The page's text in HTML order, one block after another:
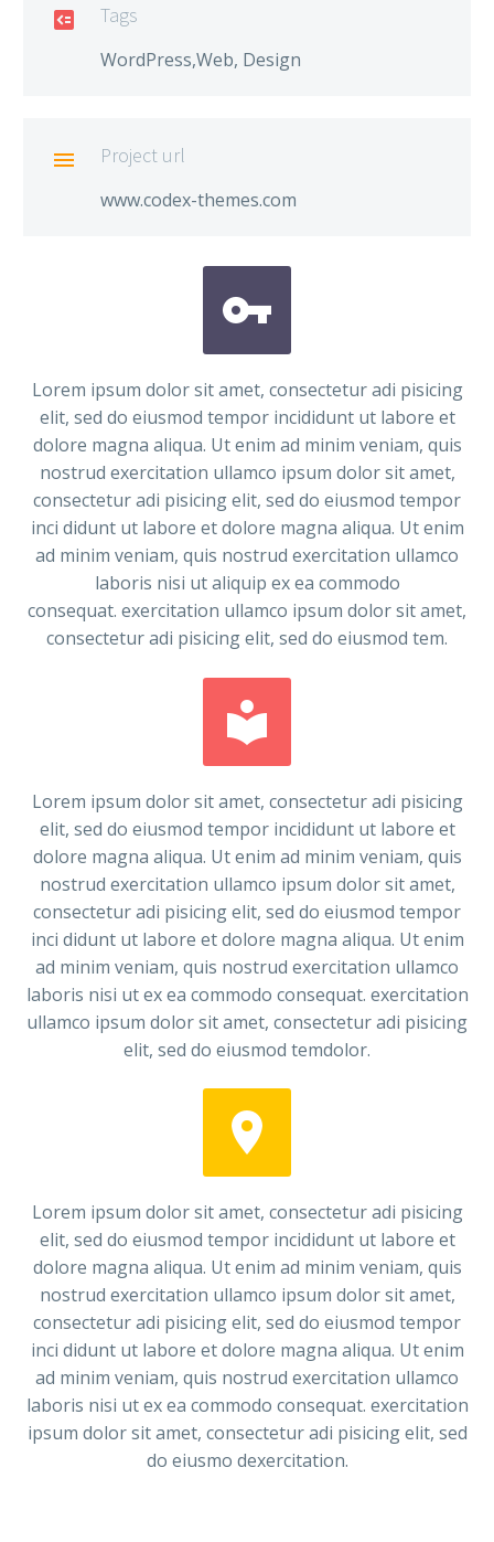
 Tags
WordPress,Web, Design
 Project url
www.codex-themes.com


Lorem ipsum dolor sit amet, consectetur adi pisicing
elit, sed do eiusmod tempor incididunt ut labore et
dolore magna aliqua. Ut enim ad minim veniam, quis
nostrud exercitation ullamco ipsum dolor sit amet,
consectetur adi pisicing elit, sed do eiusmod tempor
inci didunt ut labore et dolore magna aliqua. Ut enim
ad minim veniam, quis nostrud exercitation ullamco
laboris nisi ut aliquip ex ea commodo
consequat. exercitation ullamco ipsum dolor sit amet,
consectetur adi pisicing elit, sed do eiusmod tem.


Lorem ipsum dolor sit amet, consectetur adi pisicing
elit, sed do eiusmod tempor incididunt ut labore et
dolore magna aliqua. Ut enim ad minim veniam, quis
nostrud exercitation ullamco ipsum dolor sit amet,
consectetur adi pisicing elit, sed do eiusmod tempor
inci didunt ut labore et dolore magna aliqua. Ut enim
ad minim veniam, quis nostrud exercitation ullamco
laboris nisi ut ex ea commodo consequat. exercitation
ullamco ipsum dolor sit amet, consectetur adi pisicing
elit, sed do eiusmod temdolor.


Lorem ipsum dolor sit amet, consectetur adi pisicing
elit, sed do eiusmod tempor incididunt ut labore et
dolore magna aliqua. Ut enim ad minim veniam, quis
nostrud exercitation ullamco ipsum dolor sit amet,
consectetur adi pisicing elit, sed do eiusmod tempor
inci didunt ut labore et dolore magna aliqua. Ut enim
ad minim veniam, quis nostrud exercitation ullamco
laboris nisi ut ex ea commodo consequat. exercitation
ipsum dolor sit amet, consectetur adi pisicing elit, sed
do eiusmo dexercitation.